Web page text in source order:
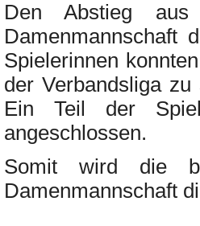
Den Abstieg
Damenmannschaft
Spielerinnen
der Verbandsliga
Ein Teil der
angeschlossen.
Somit wird die
Damenmannschaft